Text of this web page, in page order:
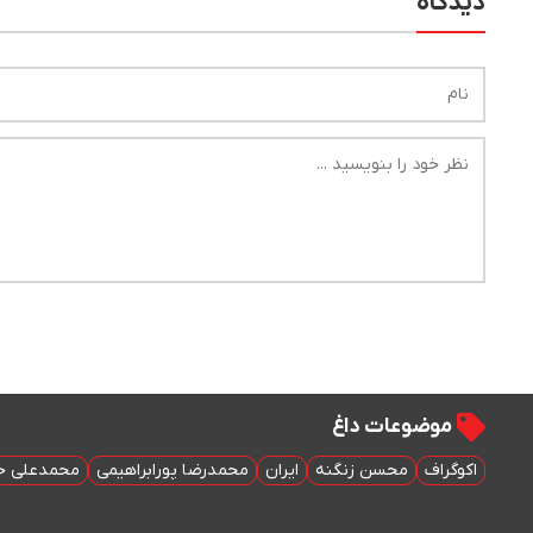
موضوعات داغ
اکوگراف محسن زنگنه ایران محمدرضا پورابراهیمی محمدعلی